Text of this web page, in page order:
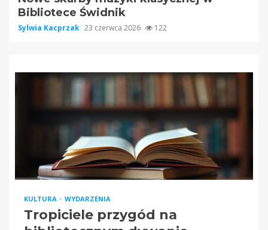
Bibliotece Świdnik
Sylwia Kacprzak 23 czerwca 2026 122
KULTURA WYDARZENIA
Tropiciele przygód na